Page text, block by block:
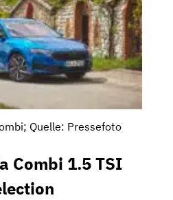
Quelle: Pressefoto
Combi 1.5 TSI